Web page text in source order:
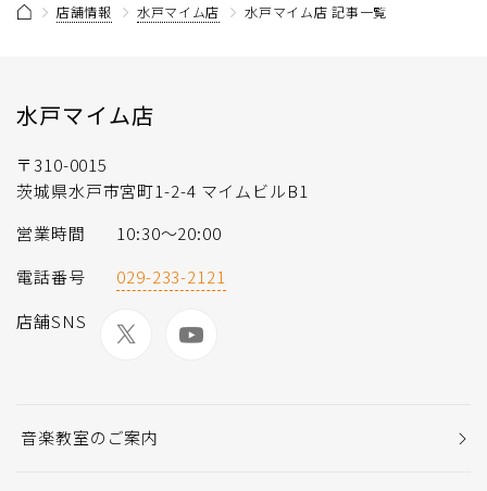
店舗情報 水戸マイム店 水戸マイム店 記事一覧
水戸マイム店
〒310-0015
茨城県水戸市宮町1-2-4 マイムビルB1
営業時間
10:30～20:00
電話番号
029-233-2121
店舗SNS
音楽教室のご案内